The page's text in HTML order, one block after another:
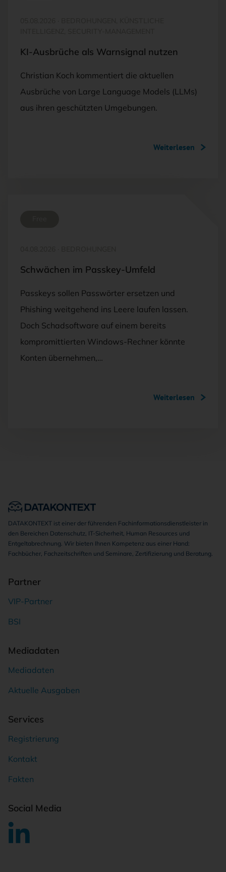
KI-Ausbrüche als Warnsignal nutzen
Christian Koch kommentiert die aktuellen
Ausbrüche von Large Language Models (LLMs)
aus ihren geschützten Umgebungen.
Weiterlesen
Schwächen im Passkey-Umfeld
Passkeys sollen Passwörter ersetzen und
Phishing weitgehend ins Leere laufen lassen.
Doch Schadsoftware auf einem bereits
kompromittierten Windows-Rechner könnte
Konten übernehmen,…
Weiterlesen
DATAKONTEXT ist einer der führenden Fachinformationsdienstleister in
den Bereichen Datenschutz, IT-Sicherheit, Human Resources und
Entgeltabrechnung. Wir bieten Ihnen Kompetenz aus einer Hand:
Fachbücher, Fachzeitschriften und Seminare, Zertifizierung und Beratung.
Partner
VIP-Partner
BSI
Mediadaten
Mediadaten
Aktuelle Ausgaben
Services
Registrierung
Kontakt
Fakten
Social Media